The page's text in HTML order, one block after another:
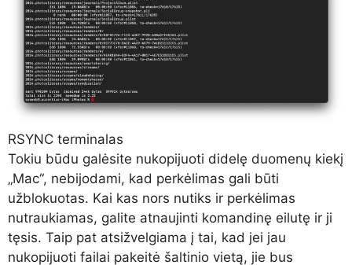
RSYNC terminalas
Tokiu būdu galėsite nukopijuoti didelę duomenų kiekį
„Mac“, nebijodami, kad perkėlimas gali būti
užblokuotas. Kai kas nors nutiks ir perkėlimas
nutraukiamas, galite atnaujinti komandinę eilutę ir ji
tęsis. Taip pat atsižvelgiama į tai, kad jei jau
nukopijuoti failai pakeitė šaltinio vietą, jie bus